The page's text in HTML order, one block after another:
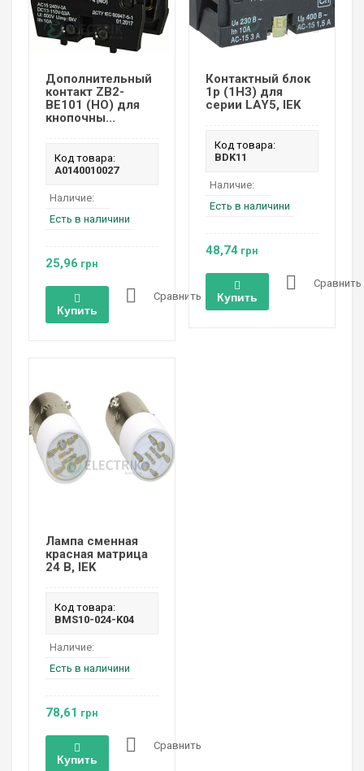
Дополнительный
контакт ZB2-
BE101 (НО) для
кнопочны...
Код товара:
A0140010027
Наличие:
Есть в наличини
25,96 грн
Купить
Сравнить
Контактный блок
1р (1НЗ) для
серии LAY5, IEK
Код товара:
BDK11
Наличие:
Есть в наличини
48,74грн
Купить
Сравнить
Лампа сменная
красная матрица
24 В, IEK
Код товара:
BMS10-024-K04
Наличие:
Есть в наличини
78,61 грн
Купить
Сравнить